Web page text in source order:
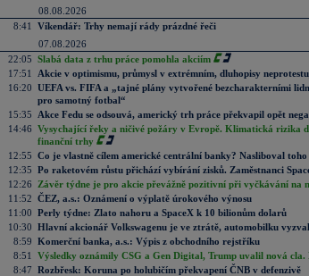
08.08.2026
8:41
Víkendář: Trhy nemají rády prázdné řeči
07.08.2026
22:05 Slabá data z trhu práce pomohla akciím
17:51
Akcie v optimismu, průmysl v extrémním, dluhopisy
16:20 UEFA vs. FIFA a „tajné plány vytvořené bezcharakterními
pro samotný fotbal“
15:35
Akce Fedu se odsouvá, americký trh práce překvapil opět
14:46 Vysychající řeky a ničivé požáry v Evropě. Klimatická rizika
finanční trhy
12:55 Co je vlastně cílem americké centrální banky? Nasliboval
12:35 Po raketovém růstu přichází vybírání zisků. Zaměstnanci
12:26
Závěr týdne je pro akcie převážně pozitivní při vyčkávání na
11:52 ČEZ, a.s.: Oznámení o výplatě úrokového výnosu
11:00 Perly týdne: Zlato nahoru a SpaceX k 10 bilionům dolarů
10:30 Hlavní akcionář Volkswagenu je ve ztrátě, automobilku
8:59 Komerční banka, a.s.: Výpis z obchodního rejstříku
8:51
Výsledky oznámily CSG a Gen Digital, Trump uvalil nová
8:47 Rozbřesk: Koruna po holubičím překvapení ČNB v defenzivě